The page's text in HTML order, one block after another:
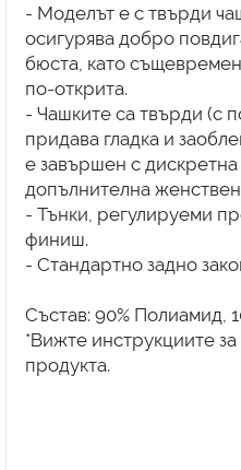
- Моделът е с твърди
осигурява добро
бюста, като
по-открита.
- Чашките са твърди (с
придава гладка и
е завършен с дискретна
допълнителна
- Тънки, регулируеми
финиш.
- Стандартно задно
Състав: 90% Полиамид,
*Вижте инструкциите
продукта.